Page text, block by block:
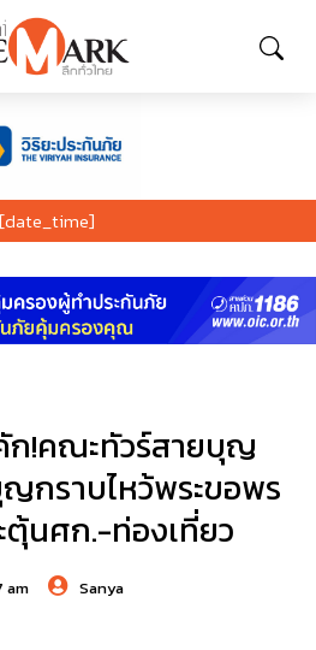
[date_time]
ก!คณะทัวร์สายบุญ
กราบไหว้พระขอพร
ตุ้นศก.-ท่องเที่ยว
am Sanya